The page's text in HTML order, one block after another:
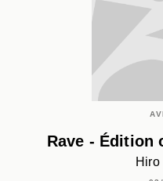
Rave - Édition
Hiro